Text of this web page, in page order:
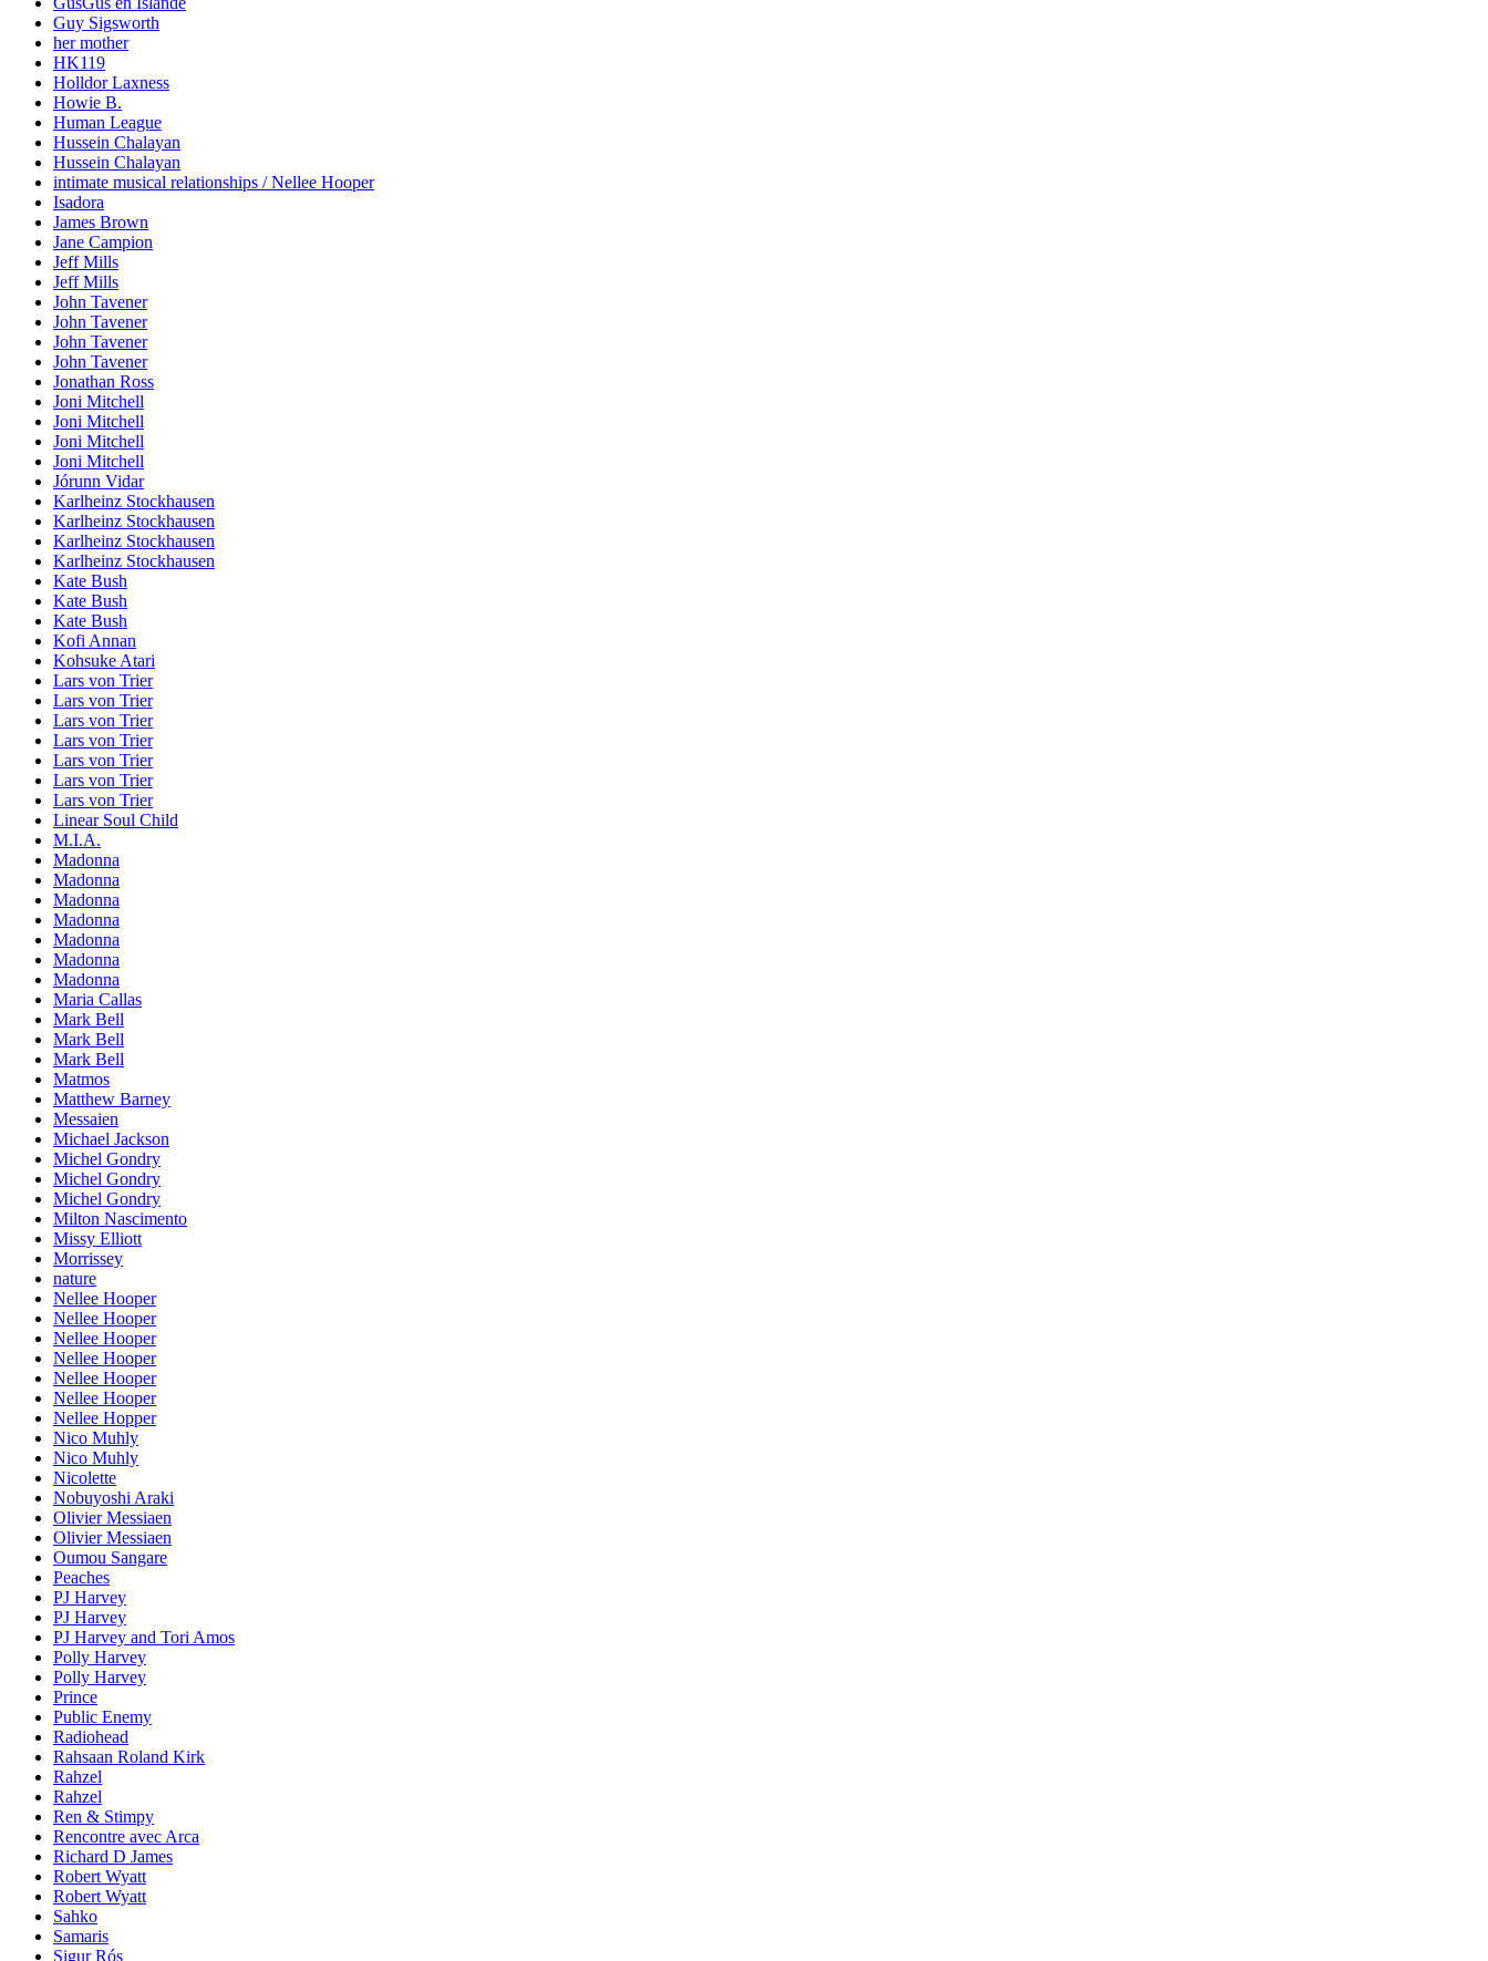
Guy Sigsworth
her mother
HK119
Holldor Laxness
Howie B.
Human League
Hussein Chalayan
Hussein Chalayan
intimate musical relationships / Nellee Hooper
Isadora
James Brown
Jane Campion
Jeff Mills
Jeff Mills
John Tavener
John Tavener
John Tavener
John Tavener
Jonathan Ross
Joni Mitchell
Joni Mitchell
Joni Mitchell
Joni Mitchell
Jórunn Vidar
Karlheinz Stockhausen
Karlheinz Stockhausen
Karlheinz Stockhausen
Karlheinz Stockhausen
Kate Bush
Kate Bush
Kate Bush
Kofi Annan
Kohsuke Atari
Lars von Trier
Lars von Trier
Lars von Trier
Lars von Trier
Lars von Trier
Lars von Trier
Lars von Trier
Linear Soul Child
M.I.A.
Madonna
Madonna
Madonna
Madonna
Madonna
Madonna
Madonna
Maria Callas
Mark Bell
Mark Bell
Mark Bell
Matmos
Matthew Barney
Messaien
Michael Jackson
Michel Gondry
Michel Gondry
Michel Gondry
Milton Nascimento
Missy Elliott
Morrissey
nature
Nellee Hooper
Nellee Hooper
Nellee Hooper
Nellee Hooper
Nellee Hooper
Nellee Hooper
Nellee Hopper
Nico Muhly
Nico Muhly
Nicolette
Nobuyoshi Araki
Olivier Messiaen
Olivier Messiaen
Oumou Sangare
Peaches
PJ Harvey
PJ Harvey
PJ Harvey and Tori Amos
Polly Harvey
Polly Harvey
Prince
Public Enemy
Radiohead
Rahsaan Roland Kirk
Rahzel
Rahzel
Ren & Stimpy
Rencontre avec Arca
Richard D James
Robert Wyatt
Robert Wyatt
Sahko
Samaris
Sigur Rós